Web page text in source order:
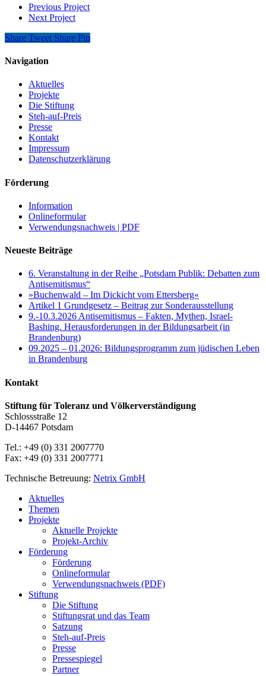
Previous Project
Next Project
Share Tweet Share Pin
Navigation
Aktuelles
Projekte
Die Stiftung
Steh-auf-Preis
Presse
Kontakt
Impressum
Datenschutzerklärung
Förderung
Information
Onlineformular
Verwendungsnachweis | PDF
Neueste Beiträge
6. Veranstaltung in der Reihe „Potsdam Publik: Debatten zum
Antisemitismus“
»Buchenwald – Im Dickicht vom Ettersberg«
Artikel 1 Grundgesetz – Beitrag zur Sonderausstellung
9.-10.3.2026 Antisemitismus – Fakten, Mythen, Israel-
Bashing. Herausforderungen in der Bildungsarbeit (in
Brandenburg)
09.2025 – 01.2026: Bildungsprogramm zum jüdischen Leben
in Brandenburg
Kontakt
Stiftung für Toleranz und Völkerverständigung
Schlossstraße 12
D-14467 Potsdam
Tel.: +49 (0) 331 2007770
Fax: +49 (0) 331 2007771
Technische Betreuung: Netrix GmbH
Close
Menu
Aktuelles
Themen
Projekte
Aktuelle Projekte
Projekt-Archiv
Förderung
Förderung
Onlineformular
Verwendungsnachweis (PDF)
Stiftung
Die Stiftung
Stiftungsrat und das Team
Satzung
Steh-auf-Preis
Presse
Pressespiegel
Partner